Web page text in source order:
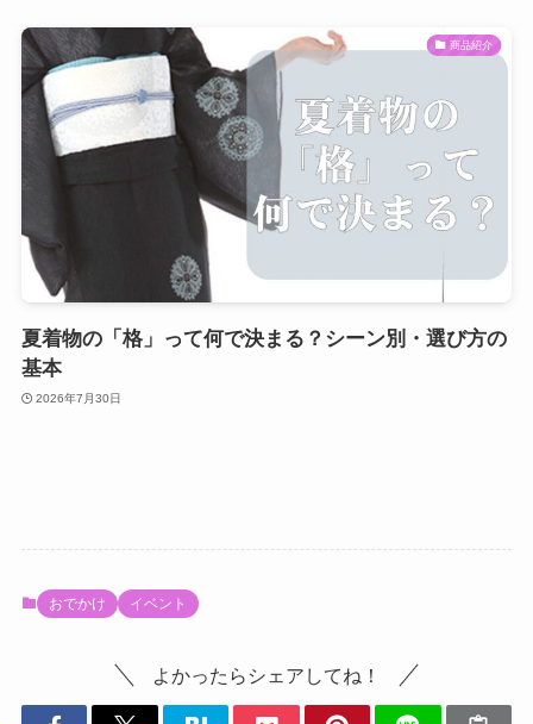
商品紹介
夏着物の「格」って何で決まる？シーン別・選び方の
基本
2026年7月30日
おでかけ イベント
よかったらシェアしてね！